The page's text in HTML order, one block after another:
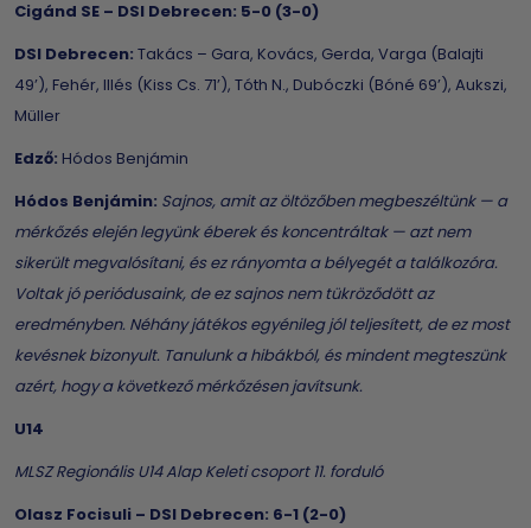
Cigánd SE – DSI Debrecen: 5-0 (3-0)
DSI Debrecen: Takács – Gara, Kovács, Gerda, Varga (Balajti
49’), Fehér, Illés (Kiss Cs. 71’), Tóth N., Dubóczki (Bóné 69’), Aukszi,
Müller
Edző: Hódos Benjámin
Hódos Benjámin: Sajnos, amit az öltözőben megbeszéltünk — a
mérkőzés elején legyünk éberek és koncentráltak — azt nem
sikerült megvalósítani, és ez rányomta a bélyegét a találkozóra.
Voltak jó periódusaink, de ez sajnos nem tükröződött az
eredményben. Néhány játékos egyénileg jól teljesített, de ez most
kevésnek bizonyult. Tanulunk a hibákból, és mindent megteszünk
azért, hogy a következő mérkőzésen javítsunk.
U14
MLSZ Regionális U14 Alap Keleti csoport 11. forduló
Olasz Focisuli – DSI Debrecen: 6-1 (2-0)